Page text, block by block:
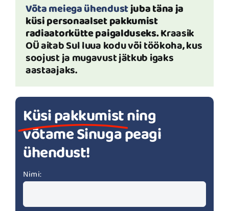
Võta meiega ühendustjuba täna ja
küsi personaalset pakkumist
radiaatorkütte paigalduseks.Kraasik
OÜ aitab Sul luua kodu või töökoha, kus
soojust ja mugavust jätkub igaks
aastaajaks.
Küsi pakkumistning
võtame Sinuga peagi
ühendust!
Nimi: